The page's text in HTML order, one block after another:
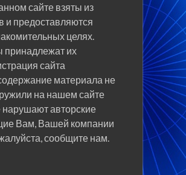
сайте взяты из
и предоставляются
целях.
принадлежат их
сайта
материала не
на нашем сайте
авторские
Вам, Вашей компании
сообщите нам.